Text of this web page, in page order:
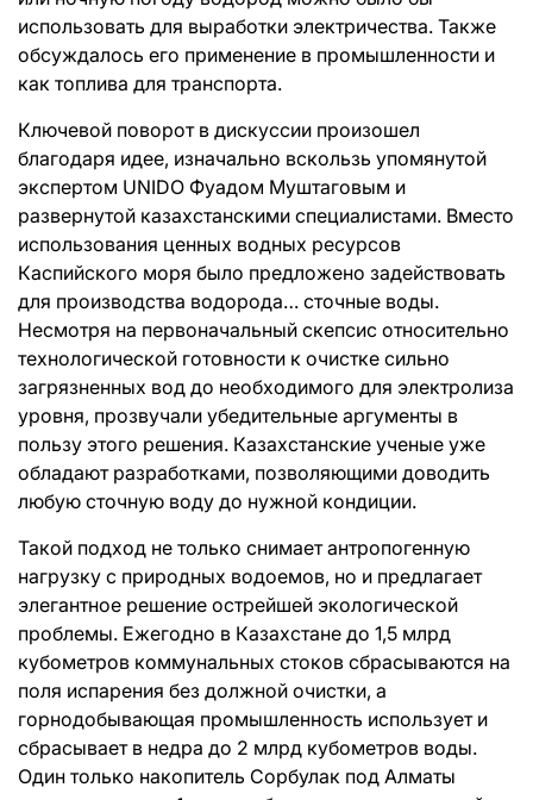
использовать для выработки электричества. Также
обсуждалось его применение в промышленности и
как топлива для транспорта.
Ключевой поворот в дискуссии произошел
благодаря идее, изначально вскользь упомянутой
экспертом UNIDO Фуадом Муштаговым и
развернутой казахстанскими специалистами. Вместо
использования ценных водных ресурсов
Каспийского моря было предложено задействовать
для производства водорода… сточные воды.
Несмотря на первоначальный скепсис относительно
технологической готовности к очистке сильно
загрязненных вод до необходимого для электролиза
уровня, прозвучали убедительные аргументы в
пользу этого решения. Казахстанские ученые уже
обладают разработками, позволяющими доводить
любую сточную воду до нужной кондиции.
Такой подход не только снимает антропогенную
нагрузку с природных водоемов, но и предлагает
элегантное решение острейшей экологической
проблемы. Ежегодно в Казахстане до 1,5 млрд
кубометров коммунальных стоков сбрасываются на
поля испарения без должной очистки, а
горнодобывающая промышленность использует и
сбрасывает в недра до 2 млрд кубометров воды.
Один только накопитель Сорбулак под Алматы